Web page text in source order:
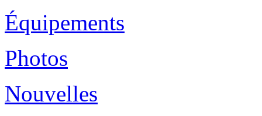
Équipements
Photos
Nouvelles